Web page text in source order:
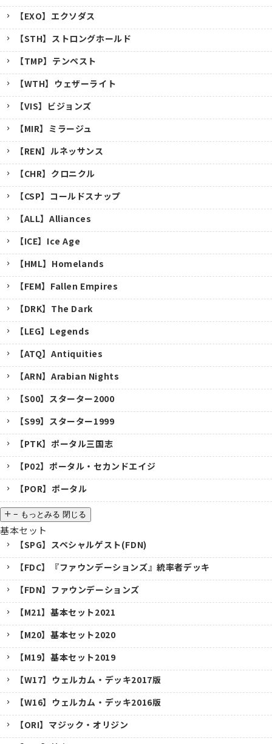
【EXO】エクソダス
【STH】ストロングホールド
【TMP】テンペスト
【WTH】ウェザーライト
【VIS】ビジョンズ
【MIR】ミラージュ
【REN】ルネッサンス
【CHR】クロニクル
【CSP】コールドスナップ
【ALL】Alliances
【ICE】Ice Age
【HML】Homelands
【FEM】Fallen Empires
【DRK】The Dark
【LEG】Legends
【ATQ】Antiquities
【ARN】Arabian Nights
【S00】スターター2000
【S99】スターター1999
【PTK】ポータル三国志
【P02】ポータル・セカンドエイジ
【POR】ポータル
− もっとみる 閉じる
基本セット
【SPG】スペシャルゲスト(FDN)
【FDC】『ファウンデーションズ』統率者デッキ
【FDN】ファウンデーションズ
【M21】基本セット2021
【M20】基本セット2020
【M19】基本セット2019
【W17】ウェルカム・デッキ2017版
【W16】ウェルカム・デッキ2016版
【ORI】マジック・オリジン